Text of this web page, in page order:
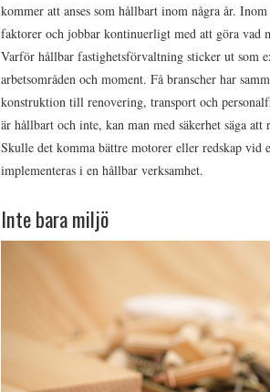
kommer att anses som hållbart inom några år.
faktorer och jobbar kontinuerligt med att göra vad
Varför hållbar fastighetsförvaltning sticker ut som
arbetsområden och moment. Få branscher har
konstruktion till renovering, transport och
är hållbart och inte, kan man med säkerhet säga
Skulle det komma bättre motorer eller redskap
implementeras i en hållbar verksamhet.
Inte bara miljö